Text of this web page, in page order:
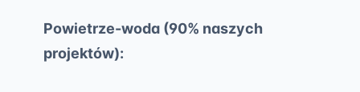
Powietrze-woda (90% naszych
projektów):